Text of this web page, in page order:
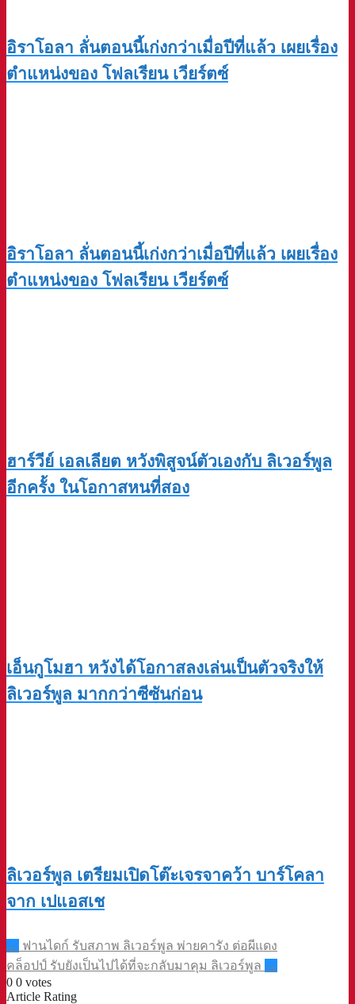
อิราโอลา ลั่นตอนนี้เก่งกว่าเมื่อปีที่แล้ว เผยเรื่อง
ตำแหน่งของ โฟลเรียน เวียร์ตซ์
อิราโอลา ลั่นตอนนี้เก่งกว่าเมื่อปีที่แล้ว เผยเรื่อง
ตำแหน่งของ โฟลเรียน เวียร์ตซ์
ฮาร์วีย์ เอลเลียต หวังพิสูจน์ตัวเองกับ ลิเวอร์พูล
อีกครั้ง ในโอกาสหนที่สอง
เอ็นกูโมฮา หวังได้โอกาสลงเล่นเป็นตัวจริงให้
ลิเวอร์พูล มากกว่าซีซันก่อน
ลิเวอร์พูล เตรียมเปิดโต๊ะเจรจาคว้า บาร์โคลา
จาก เปแอสเช
Post
navigation
← ฟานไดก์ รับสภาพ ลิเวอร์พูล พ่ายคารัง ต่อผีแดง
คล็อปป์ รับยังเป็นไปได้ที่จะกลับมาคุม ลิเวอร์พูล →
0 0 votes
Article Rating